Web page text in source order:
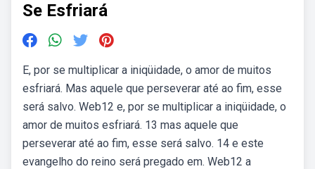
Se Esfriará
E, por se multiplicar a iniqüidade, o amor de muitos
esfriará. Mas aquele que perseverar até ao fim, esse
será salvo. Web12 e, por se multiplicar a iniqüidade, o
amor de muitos esfriará. 13 mas aquele que
perseverar até ao fim, esse será salvo. 14 e este
evangelho do reino será pregado em. Web12 a